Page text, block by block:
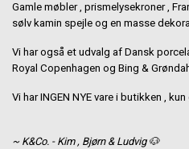
Gamle møbler , prismelysekroner ,
sølv kamin spejle og en masse
Vi har også et udvalg af Dansk
Royal Copenhagen og Bing &
Vi har INGEN NYE vare i butikken ,
~ K&Co. - Kim , Bjørn & Ludvig 🐶